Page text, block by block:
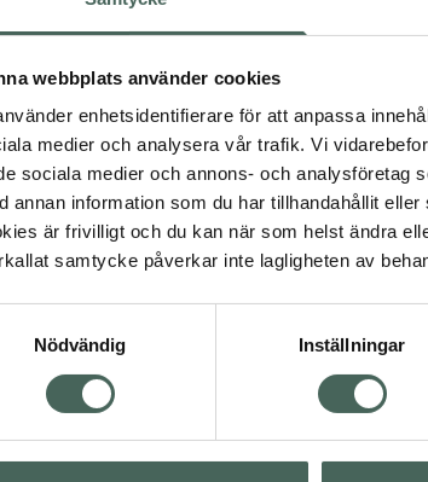
webbplats använder cookies
enhetsidentifierare för att anpassa
medier och analysera vår trafik. Vi
sociala medier och annons- och analysföretag
annan information som du har tillhandahållit
är frivilligt och du kan när som helst ändra
samtycke påverkar inte lagligheten av
Nödvändig
Inställningar
och snacks
nutritionProteinpulverProteinpulver
Veganska produkter
Veganskt proteinpulver
Veganskt proteinpulver
Visa